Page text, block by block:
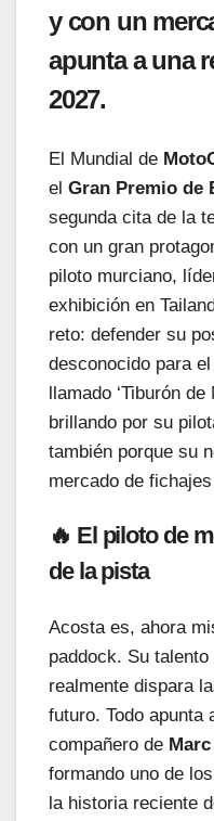
y con un
apunta a una
2027.
El Mundial de
el Gran Premio de
segunda cita de la
con un gran
piloto murciano,
exhibición en
reto: defender su
desconocido para
llamado ‘Tiburón
brillando por su
también porque su
mercado de
🔥 El piloto de
de la pista
Acosta es, ahora
paddock. Su
realmente dispara
futuro. Todo apunta
compañero de
formando uno de
la historia reciente